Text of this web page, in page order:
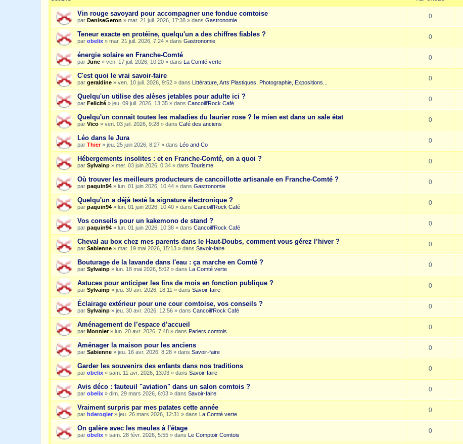
Vin rouge savoyard pour accompagner une fondue comtoise
par DeniseGeron » mar. 21 juil. 2026, 17:38 » dans Gastronomie
0
Teneur exacte en protéine, quelqu'un a des chiffres fiables ?
par obelix » mar. 21 juil. 2026, 7:24 » dans Gastronomie
0
énergie solaire en Franche-Comté
par June » ven. 17 juil. 2026, 10:20 » dans La Comté verte
0
C'est quoi le vrai savoir-faire
par geraldine » ven. 10 juil. 2026, 9:52 » dans Littérature, Arts Plastiques, Photographie, Expositions...
0
Quelqu'un utilise des alèses jetables pour adulte ici ?
par Felicité » jeu. 09 juil. 2026, 13:35 » dans Cancoill'Rock Café
0
Quelqu'un connait toutes les maladies du laurier rose ? le mien est dans un sale état
par Vico » ven. 03 juil. 2026, 9:28 » dans Café des anciens
0
Léo dans le Jura
par Thier» jeu. 25 juin 2026, 8:27 » dans Léo and Co
0
Hébergements insolites : et en Franche-Comté, on a quoi ?
par Sylvainp » mer. 03 juin 2026, 0:34 » dans Tourisme
0
Où trouver les meilleurs producteurs de cancoillotte artisanale en Franche-Comté ?
par paquin94 » lun. 01 juin 2026, 10:44 » dans Gastronomie
0
Quelqu'un a déjà testé la signature électronique ?
par paquin94 » lun. 01 juin 2026, 10:40 » dans Cancoill'Rock Café
0
Vos conseils pour un kakemono de stand ?
par paquin94 » lun. 01 juin 2026, 10:38 » dans Cancoill'Rock Café
0
Cheval au box chez mes parents dans le Haut-Doubs, comment vous gérez l’hiver ?
par Sabienne » mar. 19 mai 2026, 15:13 » dans Savoir-faire
0
Bouturage de la lavande dans l'eau : ça marche en Comté ?
par Sylvainp » lun. 18 mai 2026, 5:02 » dans La Comté verte
0
Astuces pour anticiper les fins de mois en fonction publique ?
par Sylvainp » jeu. 30 avr. 2026, 18:11 » dans Savoir-faire
0
Éclairage extérieur pour une cour comtoise, vos conseils ?
par Sylvainp » jeu. 30 avr. 2026, 12:56 » dans Cancoill'Rock Café
0
Aménagement de l’espace d’accueil
par Monnier» lun. 20 avr. 2026, 7:48 » dans Parlers comtois
0
Aménager la maison pour les anciens
par Sabienne » jeu. 16 avr. 2026, 8:28 » dans Savoir-faire
0
Garder les souvenirs des enfants dans nos traditions
par obelix » sam. 11 avr. 2026, 13:03 » dans Savoir-faire
0
Avis déco : fauteuil "aviation" dans un salon comtois ?
par obelix » dim. 29 mars 2026, 6:03 » dans Savoir-faire
0
Vraiment surpris par mes patates cette année
par hderogier » jeu. 26 mars 2026, 12:31 » dans La Comté verte
0
On galère avec les meules à l'étage
par obelix » sam. 28 févr. 2026, 5:55 » dans Le Comptoir Comtois
0